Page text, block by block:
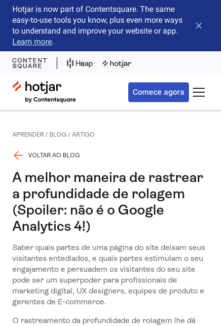
Hotjar is now part of Contentsquare. The same
easy-to-use tools you know, plus even more ways
to understand and improve your website or app.
Learn more.
Fechar
Hotjar Logo
Comece agora
APRENDER/ BLOG / ARTIGO
VOLTAR AO BLOG
A melhor maneira de rastrear
a profundidade de rolagem
(Spoiler: não é o Google
Analytics 4!)
Saber quais partes de uma página do site deixam seus
visitantes entediados, e quais partes estimulam o seu
engajamento e persuadem os visitantes do seu site
pode ser um superpoder para profissionais de
marketing digital, UX designers, equipes de produto e
gerentes de E-commerce.
O rastreamento da profundidade de rolagem lhe dá